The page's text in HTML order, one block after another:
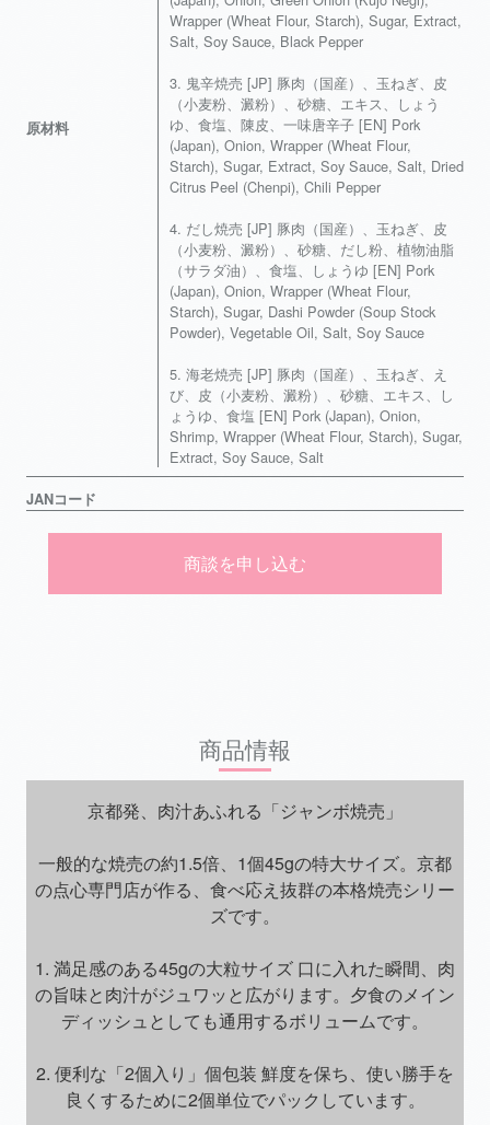
原材料
Wrapper (Wheat Flour, Starch), Sugar, Extract,
Salt, Soy Sauce, Black Pepper
3. 鬼辛焼売 [JP] 豚肉（国産）、玉ねぎ、皮
（小麦粉、澱粉）、砂糖、エキス、しょう
ゆ、食塩、陳皮、一味唐辛子 [EN] Pork
(Japan), Onion, Wrapper (Wheat Flour,
Starch), Sugar, Extract, Soy Sauce, Salt, Dried
Citrus Peel (Chenpi), Chili Pepper
4. だし焼売 [JP] 豚肉（国産）、玉ねぎ、皮
（小麦粉、澱粉）、砂糖、だし粉、植物油脂
（サラダ油）、食塩、しょうゆ [EN] Pork
(Japan), Onion, Wrapper (Wheat Flour,
Starch), Sugar, Dashi Powder (Soup Stock
Powder), Vegetable Oil, Salt, Soy Sauce
5. 海老焼売 [JP] 豚肉（国産）、玉ねぎ、え
び、皮（小麦粉、澱粉）、砂糖、エキス、し
ょうゆ、食塩 [EN] Pork (Japan), Onion,
Shrimp, Wrapper (Wheat Flour, Starch), Sugar,
Extract, Soy Sauce, Salt
JANコード
商談を申し込む
商品情報
京都発、肉汁あふれる「ジャンボ焼売」
一般的な焼売の約1.5倍、1個45gの特大サイズ。京都
の点心専門店が作る、食べ応え抜群の本格焼売シリー
ズです。
1. 満足感のある45gの大粒サイズ 口に入れた瞬間、肉
の旨味と肉汁がジュワッと広がります。夕食のメイン
ディッシュとしても通用するボリュームです。
2. 便利な「2個入り」個包装 鮮度を保ち、使い勝手を
良くするために2個単位でパックしています。